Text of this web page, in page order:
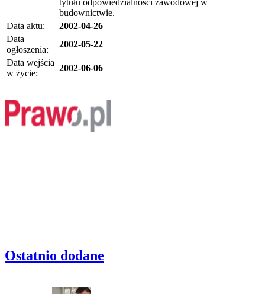
budownictwie.
Data aktu:
2002-04-26
Data
ogłoszenia:
2002-05-22
Data wejścia
w życie:
2002-06-06
Ostatnio dodane